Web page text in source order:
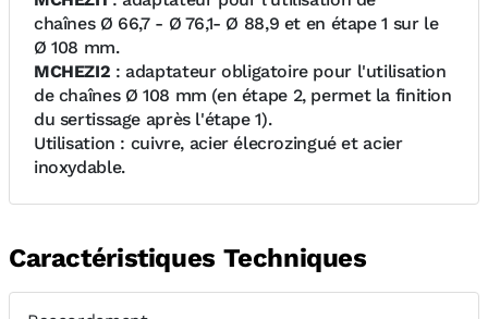
chaînes Ø 66,7 - Ø 76,1- Ø 88,9 et en étape 1 sur le
Ø 108 mm.
MCHEZI2 : adaptateur obligatoire pour l'utilisation
de chaînes Ø 108 mm (en étape 2, permet la finition
du sertissage après l'étape 1).
Utilisation : cuivre, acier élecrozingué et acier
inoxydable.
Caractéristiques Techniques